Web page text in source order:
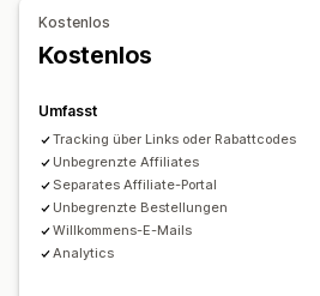
Leistungsverfolgung
Automatisches Tracking
Multi-Level-Tracking
Produkt-Tracking Betrugsschutz
Affiliate-Erfahrung
Benutzerdefinierte Dashboards
Benutzerdefinierte Registrierung
Kostenlos
Kostenlos
Umfasst
Tracking über Links oder Rabattcodes
Unbegrenzte Affiliates
Separates Affiliate-Portal
Unbegrenzte Bestellungen
Willkommens-E-Mails
Analytics